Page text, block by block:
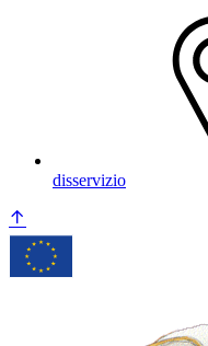
disservizio